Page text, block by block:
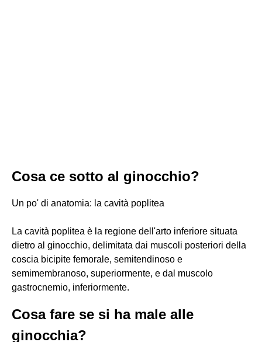
Cosa ce sotto al ginocchio?
Un po' di anatomia: la cavità poplitea
La cavità poplitea è la regione dell'arto inferiore situata
dietro al ginocchio, delimitata dai muscoli posteriori della
coscia bicipite femorale, semitendinoso e
semimembranoso, superiormente, e dal muscolo
gastrocnemio, inferiormente.
Cosa fare se si ha male alle
ginocchia?